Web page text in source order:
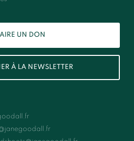
UN DON
À LA NEWSLETTER